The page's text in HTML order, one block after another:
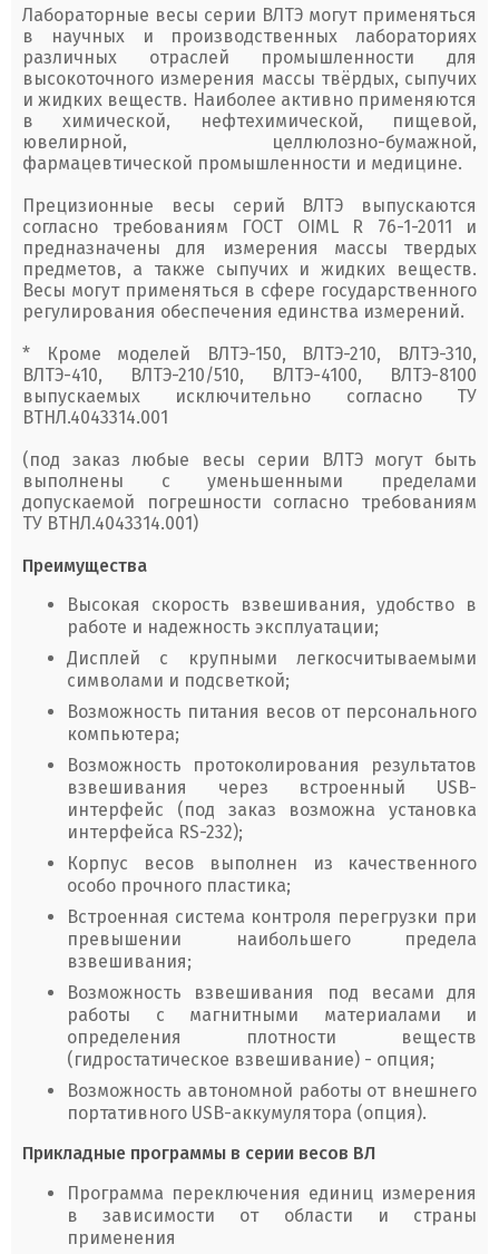
Лабораторные весы серии ВЛТЭ могут применяться
в научных и производственных лабораториях
различных отраслей промышленности для
высокоточного измерения массы твёрдых, сыпучих
и жидких веществ. Наиболее активно применяются
в химической, нефтехимической, пищевой,
ювелирной, целлюлозно-бумажной,
фармацевтической промышленности и медицине.
Прецизионные весы серий ВЛТЭ выпускаются
согласно требованиям ГОСТ OIML R 76-1-2011 и
предназначены для измерения массы твердых
предметов, а также сыпучих и жидких веществ.
Весы могут применяться в сфере государственного
регулирования обеспечения единства измерений.
* Кроме моделей ВЛТЭ-150, ВЛТЭ-210, ВЛТЭ-310,
ВЛТЭ-410, ВЛТЭ-210/510, ВЛТЭ-4100, ВЛТЭ-8100
выпускаемых исключительно согласно ТУ
ВТНЛ.4043314.001
(под заказ любые весы серии ВЛТЭ могут быть
выполнены с уменьшенными пределами
допускаемой погрешности согласно требованиям
ТУ ВТНЛ.4043314.001)
Преимущества
Высокая скорость взвешивания, удобство в
работе и надежность эксплуатации;
Дисплей с крупными легкосчитываемыми
символами и подсветкой;
Возможность питания весов от персонального
компьютера;
Возможность протоколирования результатов
взвешивания через встроенный USB-
интерфейс (под заказ возможна установка
интерфейса RS-232);
Корпус весов выполнен из качественного
особо прочного пластика;
Встроенная система контроля перегрузки при
превышении наибольшего предела
взвешивания;
Возможность взвешивания под весами для
работы с магнитными материалами и
определения плотности веществ
(гидростатическое взвешивание) - опция;
Возможность автономной работы от внешнего
портативного USB-аккумулятора (опция).
Прикладные программы в серии весов ВЛ
Программа переключения единиц измерения
в зависимости от области и страны
применения